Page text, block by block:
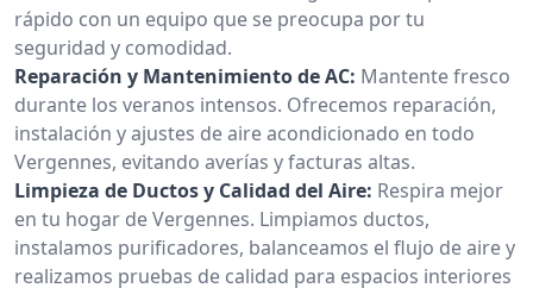
rápido con un equipo que se preocupa por tu
seguridad y comodidad.
Reparación y Mantenimiento de AC: Mantente fresco
durante los veranos intensos. Ofrecemos reparación,
instalación y ajustes de aire acondicionado en todo
Vergennes, evitando averías y facturas altas.
Limpieza de Ductos y Calidad del Aire: Respira mejor
en tu hogar de Vergennes. Limpiamos ductos,
instalamos purificadores, balanceamos el flujo de aire y
realizamos pruebas de calidad para espacios interiores